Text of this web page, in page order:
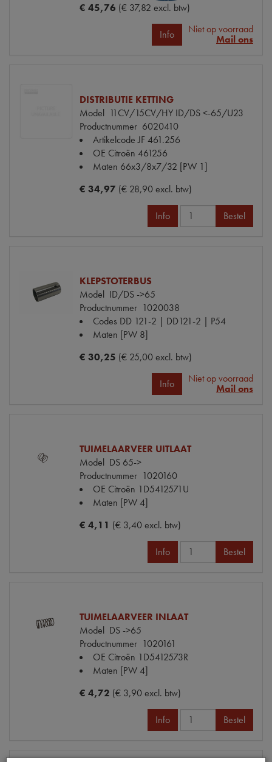
€ 45,76 (€ 37,82 excl. btw)
Info
Niet op voorraad
Mail ons
DISTRIBUTIE KETTING
Model 11CV/15CV/HY ID/DS <-65/U23
Productnummer 6020410
Artikelcode JF461.256
OE Citroën 461256
Maten 66x3/8x7/32 [PW 1]
€ 34,97 (€ 28,90 excl. btw)
Info Bestel
KLEPSTOTERBUS
Model ID/DS ->65
Productnummer 1020038
Codes DD 121-2 | DD121-2 | P54
Maten [PW 8]
€ 30,25 (€ 25,00 excl. btw)
Info
Niet op voorraad
Mail ons
TUIMELAARVEER UITLAAT
Model DS 65->
Productnummer 1020160
OE Citroën 1D5412571U
Maten [PW 4]
€ 4,11 (€ 3,40 excl. btw)
Info Bestel
TUIMELAARVEER INLAAT
Model DS ->65
Productnummer 1020161
OE Citroën 1D5412573R
Maten [PW 4]
€ 4,72 (€ 3,90 excl. btw)
Info Bestel